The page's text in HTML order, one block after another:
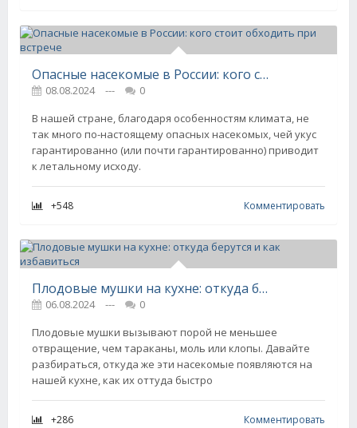
Опасные насекомые в России: кого стоит обходить при встрече
08.08.2024 ---
0
В нашей стране, благодаря особенностям климата, не
так много по-настоящему опасных насекомых, чей укус
гарантированно (или почти гарантированно) приводит
к летальному исходу.
+548 Комментировать
Плодовые мушки на кухне: откуда берутся и как избавиться
06.08.2024 ---
0
Плодовые мушки вызывают порой не меньшее
отвращение, чем тараканы, моль или клопы. Давайте
разбираться, откуда же эти насекомые появляются на
нашей кухне, как их оттуда быстро
+286 Комментировать